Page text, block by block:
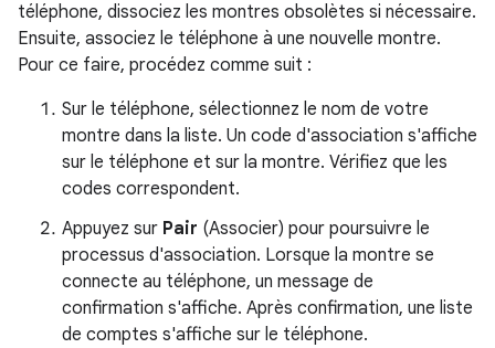
téléphone, dissociez les montres obsolètes si nécessaire.
Ensuite, associez le téléphone à une nouvelle montre.
Pour ce faire, procédez comme suit :
Sur le téléphone, sélectionnez le nom de votre
montre dans la liste. Un code d'association s'affiche
sur le téléphone et sur la montre. Vérifiez que les
codes correspondent.
Appuyez sur Pair (Associer) pour poursuivre le
processus d'association. Lorsque la montre se
connecte au téléphone, un message de
confirmation s'affiche. Après confirmation, une liste
de comptes s'affiche sur le téléphone.